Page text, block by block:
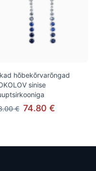
hõbekõrvarõngad
sinise
€ 74.80 €